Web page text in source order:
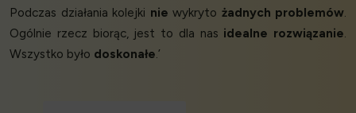
Podczas działania kolejki nie wykryto żadnych problemów.
Ogólnie rzecz biorąc, jest to dla nas idealne rozwiązanie.
Wszystko było doskonałe.’